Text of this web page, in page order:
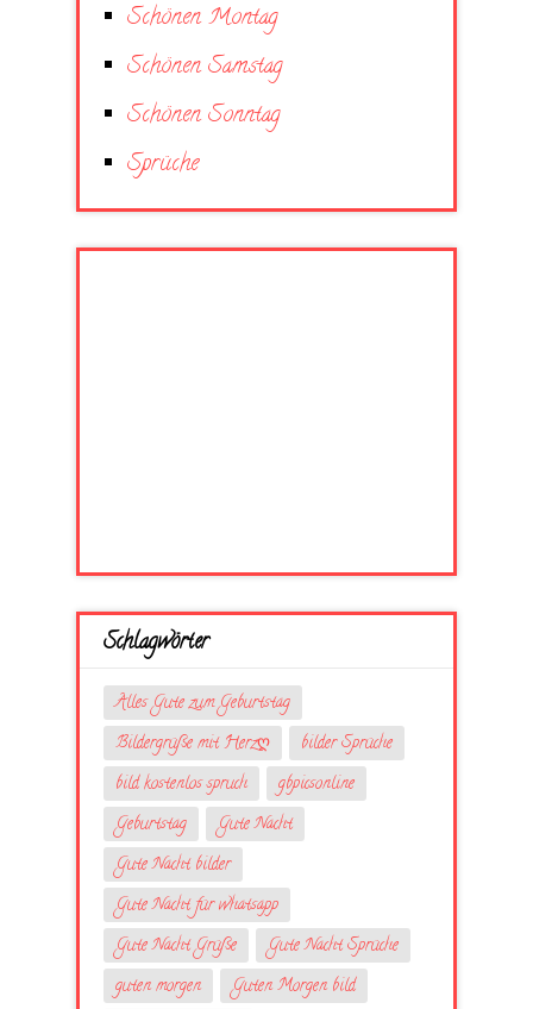
Schönen Montag
Schönen Samstag
Schönen Sonntag
Sprüche
Schlagwörter
Alles Gute zum Geburtstag
Bildergrüße mit Herzღ
bilder Sprüche
bild kostenlos spruch
gbpicsonline
Geburtstag
Gute Nacht
Gute Nacht bilder
Gute Nacht für whatsapp
Gute Nacht Grüße
Gute Nacht Sprüche
guten morgen
Guten Morgen bild